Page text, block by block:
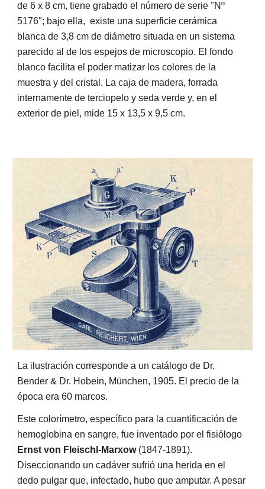
de 6 x 8 cm, tiene grabado el número de serie "Nº
5176"; bajo ella,  existe una superficie cerámica
blanca de 3,8 cm de diámetro situada en un sistema
parecido al de los espejos de microscopio. El fondo
blanco facilita el poder matizar los colores de la
muestra y del cristal. La caja de madera, forrada
internamente de terciopelo y seda verde y, en el
exterior de piel, mide 15 x 13,5 x 9,5 cm.
La ilustración corresponde a un catálogo de Dr.
Bender & Dr. Hobein, München, 1905. El precio de la
época era 60 marcos.
Este colorímetro, específico para la cuantificación de
Ernst von Fleischl-Marxow (1847-1891).
Diseccionando un cadáver sufrió una herida en el
dedo pulgar que, infectado, hubo que amputar. A pesar